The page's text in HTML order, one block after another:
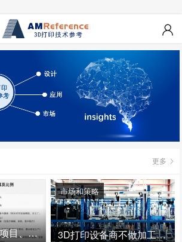
更多
2025年将近30个项目、150亿投资：3D打印真的迎来爆发拐点了吗 3D打印设备商不做加工服务，就成了旁观者！
市场和策略